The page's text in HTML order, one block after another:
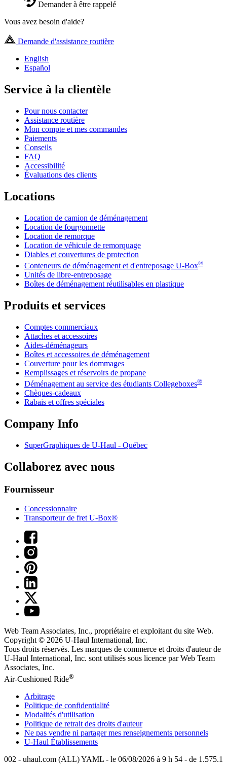
Demander à être rappelé
Vous avez besoin d'aide?
Demande d'assistance routière
English
Español
Service à la clientèle
Pour nous contacter
Assistance routière
Mon compte et mes commandes
Paiements
Conseils
FAQ
Accessibilité
Évaluations des clients
Locations
Location de camion de déménagement
Location de fourgonnette
Location de remorque
Location de véhicule de remorquage
Diables et couvertures de protection
Conteneurs de déménagement et d'entreposage U-Box®
Unités de libre-entreposage
Boîtes de déménagement réutilisables en plastique
Produits et services
Comptes commerciaux
Attaches et accessoires
Aides-déménageurs
Boîtes et accessoires de déménagement
Couverture pour les dommages
Remplissages et réservoirs de propane
Déménagement au service des étudiants Collegeboxes®
Chèques-cadeaux
Rabais et offres spéciales
Company Info
SuperGraphiques de U-Haul - Québec
Collaborez avec nous
Fournisseur
Concessionnaire
Transporteur de fret U-Box®
Web Team Associates, Inc., propriétaire et exploitant du site Web.
Copyright © 2026 U-Haul International, Inc.
Tous droits réservés. Les marques de commerce et droits d'auteur de
U-Haul International, Inc. sont utilisés sous licence par Web Team
Associates, Inc.
Air-Cushioned Ride®
Arbitrage
Politique de confidentialité
Modalités d'utilisation
Politique de retrait des droits d'auteur
Ne pas vendre ni partager mes renseignements personnels
U-Haul Établissements
002 - uhaul.com (ALL) YAML - le 06/08/2026 à 9 h 54 - de 1.575.1